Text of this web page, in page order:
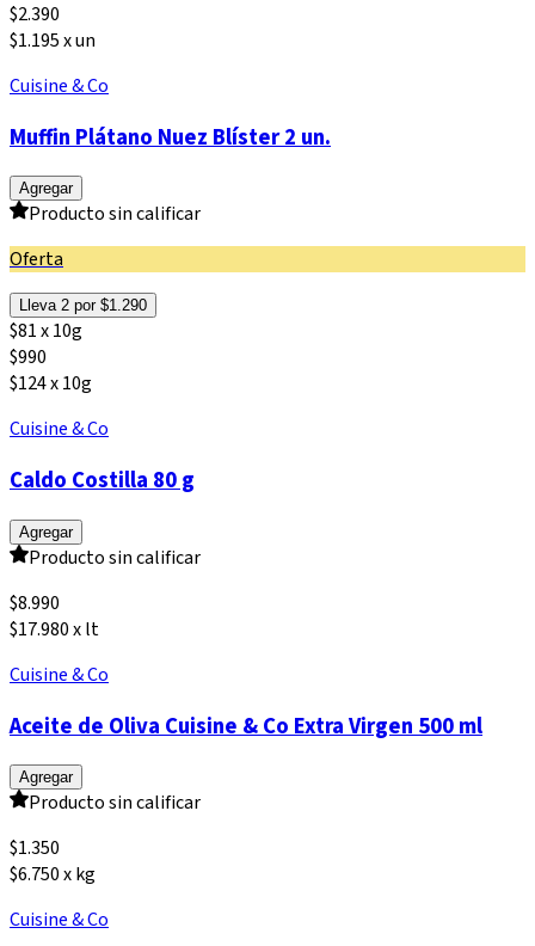
$2.390
$1.195 x un
Cuisine & Co
Muffin Plátano Nuez Blíster 2 un.
Agregar
Producto sin calificar
Oferta
Lleva 2 por $1.290
$81 x 10g
$990
$124 x 10g
Cuisine & Co
Caldo Costilla 80 g
Agregar
Producto sin calificar
$8.990
$17.980 x lt
Cuisine & Co
Aceite de Oliva Cuisine & Co Extra Virgen 500 ml
Agregar
Producto sin calificar
$1.350
$6.750 x kg
Cuisine & Co